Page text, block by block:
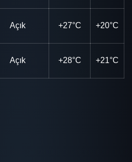
Açık +27°C +20°C
Açık +28°C +21°C